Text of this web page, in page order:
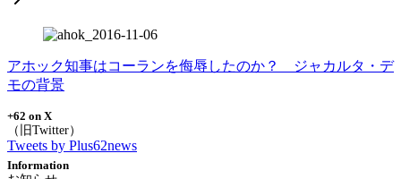
アホック知事はコーランを侮辱したのか？ ジャカルタ・デ
モの背景
+62 on X
Tweets by Plus62news
Information